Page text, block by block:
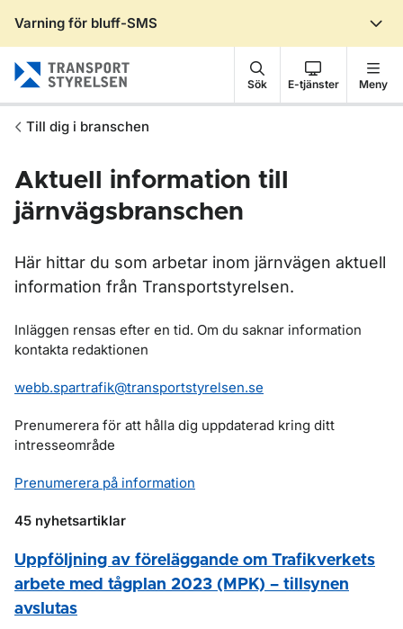
Varning för bluff-SMS
Sök E-tjänster Meny
Till dig i branschen
Aktuell information till
järnvägsbranschen
Här hittar du som arbetar inom järnvägen aktuell
information från Transportstyrelsen.
Inläggen rensas efter en tid. Om du saknar information
kontakta redaktionen
webb.spartrafik@transportstyrelsen.se
Prenumerera för att hålla dig uppdaterad kring ditt
intresseområde
Prenumerera på information
45 nyhetsartiklar
Uppföljning av föreläggande om Trafikverkets
arbete med tågplan 2023 (MPK) – tillsynen
avslutas